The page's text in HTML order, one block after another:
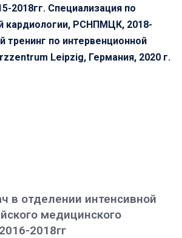
2018гг. Специализация по
кардиологии, РСНПМЦК, 2018-
тренинг по интервенционной
Leipzig, Германия, 2020 г.
в отделении интенсивной
медицинского
2018гг